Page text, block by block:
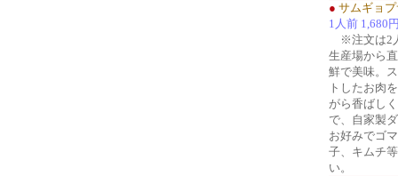
● サムギョ
1人前 1,680
※注文は2
生産場から
鮮で美味。
トしたお肉
がら香ばし
で、自家製
お好みでゴ
子、キムチ
い。